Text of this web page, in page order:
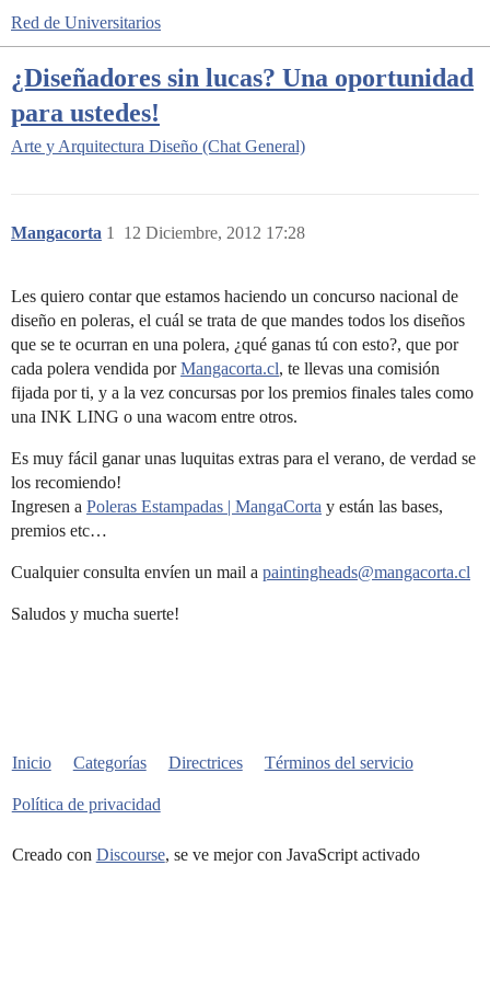
Red de Universitarios
¿Diseñadores sin lucas? Una oportunidad
para ustedes!
Arte y Arquitectura Diseño (Chat General)
Mangacorta 12 Diciembre, 2012 17:28
1
Les quiero contar que estamos haciendo un concurso nacional de
diseño en poleras, el cuál se trata de que mandes todos los diseños
que se te ocurran en una polera, ¿qué ganas tú con esto?, que por
cada polera vendida porMangacorta.cl, te llevas una comisión
fijada por ti, y a la vez concursas por los premios finales tales como
una INK LING o una wacom entre otros.
Es muy fácil ganar unas luquitas extras para el verano, de verdad se
los recomiendo!
Ingresen a Poleras Estampadas | MangaCorta y están las bases,
premios etc…
Cualquier consulta envíen un mail a paintingheads@mangacorta.cl
Saludos y mucha suerte!
Inicio Categorías Directrices Términos del servicio
Política de privacidad
Creado con Discourse, se ve mejor con JavaScript activado